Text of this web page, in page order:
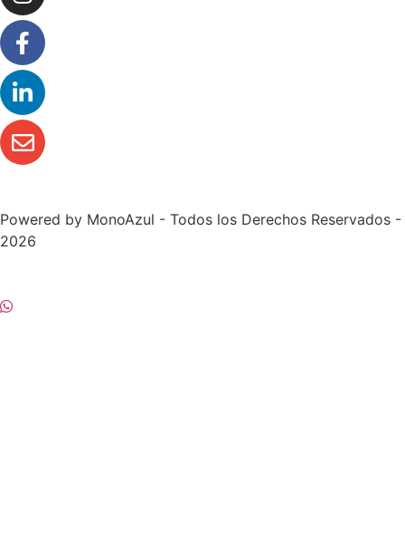
Powered by MonoAzul - Todos los Derechos Reservados -
2026